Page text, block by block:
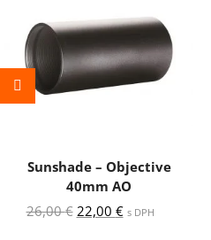
Sunshade – Objective
40mm AO
26,00€ Pôvodná
22,00 €Aktuálna
s DPH